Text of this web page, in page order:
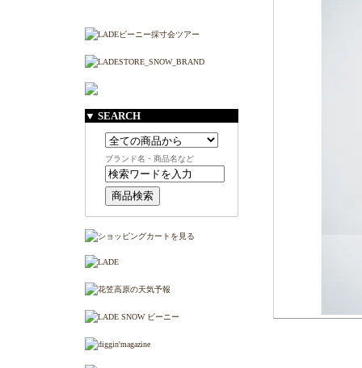
▼ SEARCH
ブランド名・商品名など